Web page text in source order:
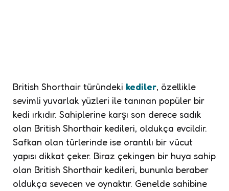
British Shorthair türündeki kediler, özellikle
sevimli yuvarlak yüzleri ile tanınan popüler bir
kedi ırkıdır. Sahiplerine karşı son derece sadık
olan British Shorthair kedileri, oldukça evcildir.
Safkan olan türlerinde ise orantılı bir vücut
yapısı dikkat çeker. Biraz çekingen bir huya sahip
olan British Shorthair kedileri, bununla beraber
oldukça sevecen ve oynaktır. Genelde sahibine